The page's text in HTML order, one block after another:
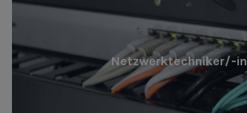
Netzwerktechniker/-in